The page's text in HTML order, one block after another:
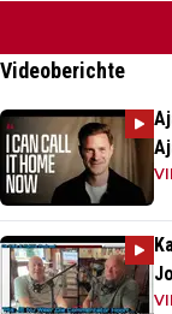
Videoberichte